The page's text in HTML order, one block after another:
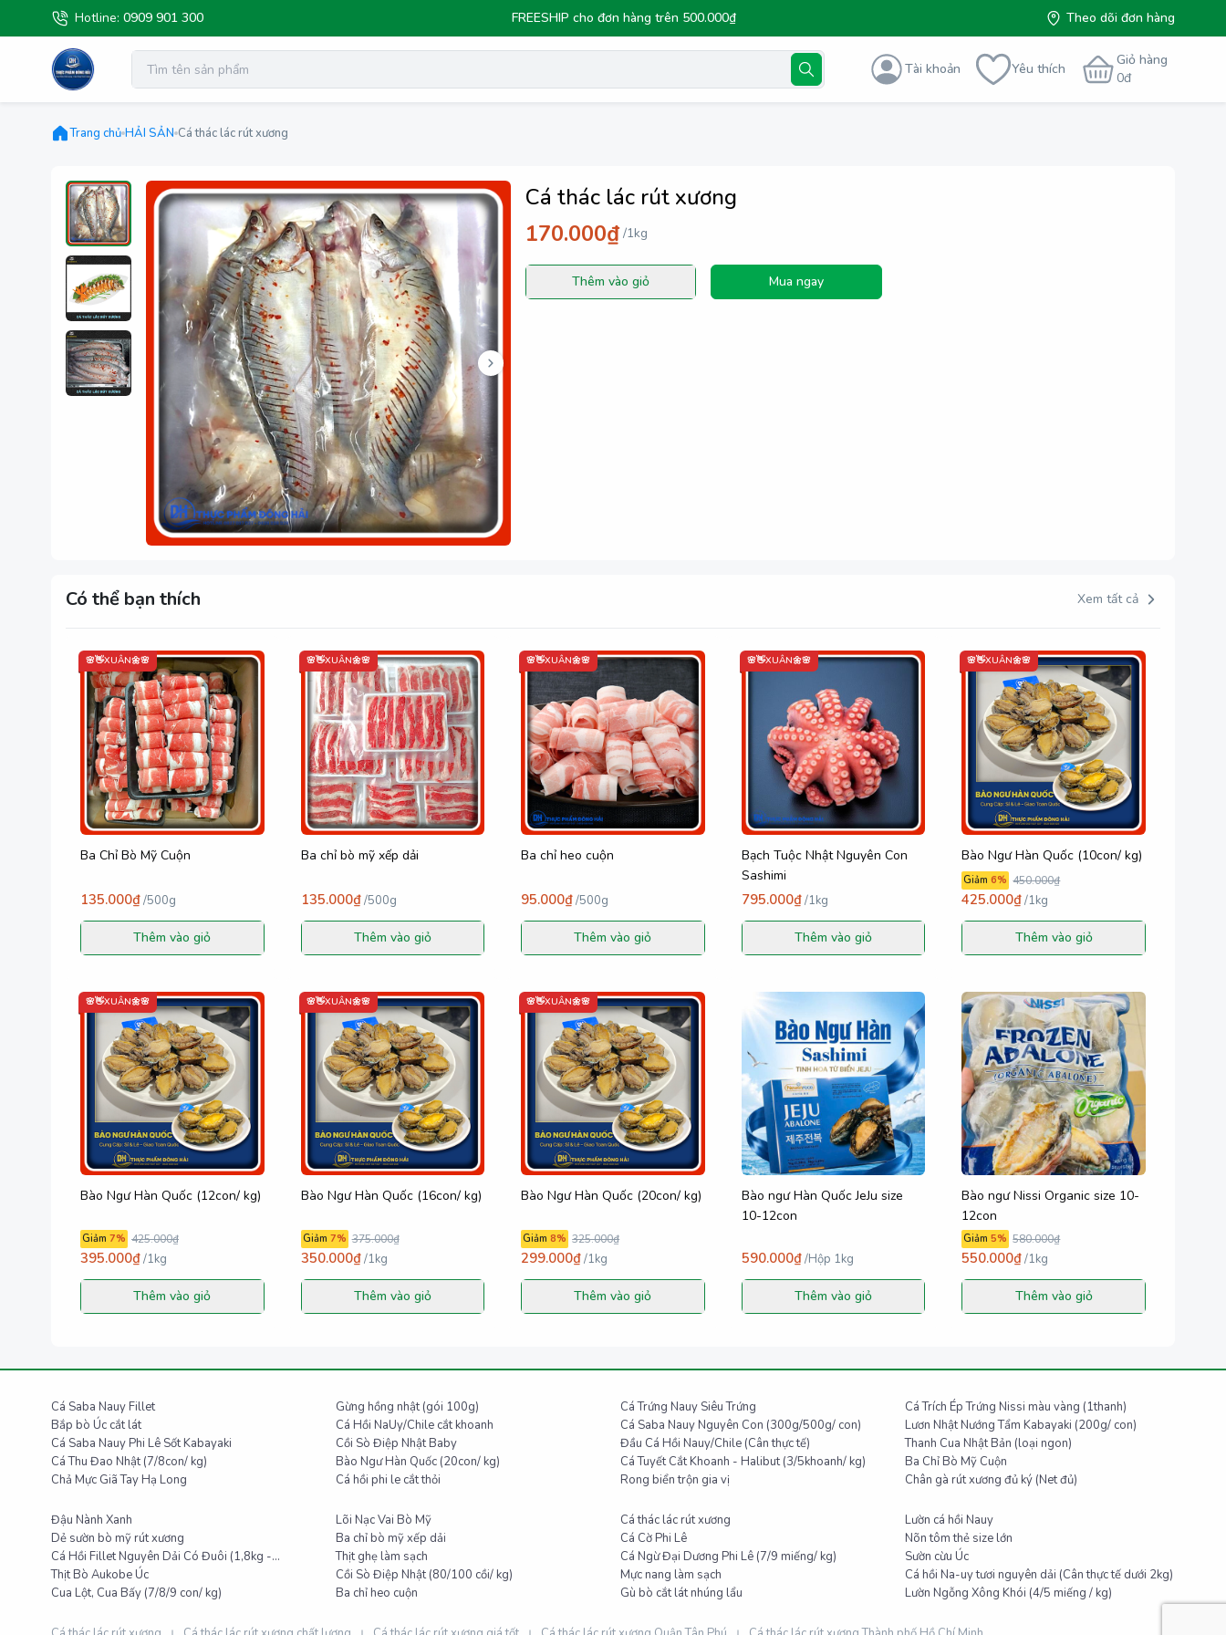
Hotline: 0909 901 300 FREESHIP cho đơn hàng trên 500.000₫ Theo dõi đơn hàng
Tài khoản Yêu thích
Giỏ hàng
0đ
Trang chủ HẢI SẢN Cá thác lác rút xương
Cá thác lác rút xương
170.000₫ /1kg
Thêm vào giỏ Mua ngay
Có thể bạn thích Xem tất cả
🌸👋XUÂN🌼🌸
Ba Chỉ Bò Mỹ Cuộn
135.000₫/500g
Thêm vào giỏ
🌸👋XUÂN🌼🌸
Ba chỉ bò mỹ xếp dải
135.000₫/500g
Thêm vào giỏ
🌸👋XUÂN🌼🌸
Ba chỉ heo cuộn
95.000₫/500g
Thêm vào giỏ
🌸👋XUÂN🌼🌸
Bạch Tuộc Nhật Nguyên Con
Sashimi
795.000₫/1kg
Thêm vào giỏ
🌸👋XUÂN🌼🌸
Bào Ngư Hàn Quốc (10con/ kg)
Giảm 6% 450.000₫
425.000₫/1kg
Thêm vào giỏ
🌸👋XUÂN🌼🌸
Bào Ngư Hàn Quốc (12con/ kg)
Giảm 7% 425.000₫
395.000₫/1kg
Thêm vào giỏ
🌸👋XUÂN🌼🌸
Bào Ngư Hàn Quốc (16con/ kg)
Giảm 7% 375.000₫
350.000₫/1kg
Thêm vào giỏ
🌸👋XUÂN🌼🌸
Bào Ngư Hàn Quốc (20con/ kg)
Giảm 8% 325.000₫
299.000₫/1kg
Thêm vào giỏ
Bào ngư Hàn Quốc JeJu size
10-12con
590.000₫/Hộp 1kg
Thêm vào giỏ
Bào ngư Nissi Organic size 10-
12con
Giảm 5% 580.000₫
550.000₫/1kg
Thêm vào giỏ
Cá Saba Nauy Fillet Gừng hồng nhật (gói 100g) Cá Trứng Nauy Siêu Trứng
Cá Trích Ép Trứng Nissi màu vàng (1thanh)
Bắp bò Úc cắt lát
Cá Hồi NaUy/Chile cắt khoanh Cá Saba Nauy Nguyên Con (300g/500g/ con)
Lươn Nhật Nướng Tẩm Kabayaki (200g/ con)
Cá Saba Nauy Phi Lê Sốt Kabayaki
Cồi Sò Điệp Nhật Baby Đầu Cá Hồi Nauy/Chile (Cân thực tế)
Thanh Cua Nhật Bản (loại ngon)
Cá Thu Đao Nhật (7/8con/ kg)
Bào Ngư Hàn Quốc (20con/ kg) Cá Tuyết Cắt Khoanh - Halibut (3/5khoanh/ kg)
Ba Chỉ Bò Mỹ Cuộn
Chả Mực Giã Tay Hạ Long
Cá hồi phi le cắt thỏi Rong biển trộn gia vị Chân gà rút xương đủ ký (Net đủ)
Đậu Nành Xanh Lõi Nạc Vai Bò Mỹ Cá thác lác rút xương
Lườn cá hồi Nauy
Dẻ sườn bò mỹ rút xương
Ba chỉ bò mỹ xếp dải Cá Cờ Phi Lê
Nõn tôm thẻ size lớn
Cá Hồi Fillet Nguyên Dải Có Đuôi (1,8kg -
2,4kg/dải. Cân thực tế)
Thịt ghẹ làm sạch Cá Ngừ Đại Dương Phi Lê (7/9 miếng/ kg)
Sườn cừu Úc
Thịt Bò Aukobe Úc
Cồi Sò Điệp Nhật (80/100 cồi/ kg) Mực nang làm sạch
Cá hồi Na-uy tươi nguyên dải (Cân thực tế dưới 2kg)
Cua Lột, Cua Bấy (7/8/9 con/ kg)
Ba chỉ heo cuộn Gù bò cắt lát nhúng lẩu Lườn Ngỗng Xông Khói (4/5 miếng / kg)